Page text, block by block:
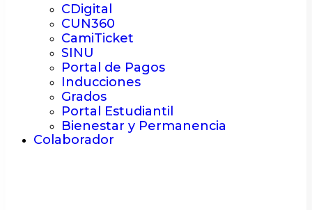
CDigital
CUN360
CamiTicket
SINU
Portal de Pagos
Inducciones
Grados
Portal Estudiantil
Bienestar y Permanencia
Colaborador